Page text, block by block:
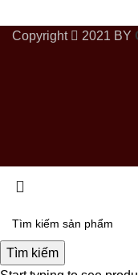
Copyright 2021 BY
Tìm kiếm